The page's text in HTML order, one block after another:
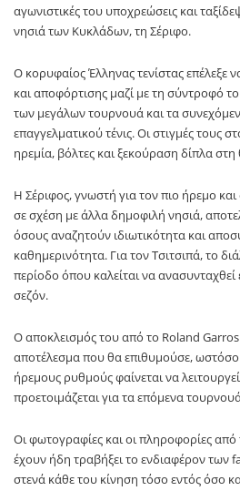
αγωνιστικές του υποχρεώσεις και
νησιά των Κυκλάδων, τη Σέριφο.
Ο κορυφαίος Έλληνας τενίστας επέλεξε
και αποφόρτισης μαζί με τη σύντροφό
των μεγάλων τουρνουά και τα
επαγγελματικού τένις. Οι στιγμές τους
ηρεμία, βόλτες και ξεκούραση δίπλα
Η Σέριφος, γνωστή για τον πιο ήρεμο
σε σχέση με άλλα δημοφιλή νησιά,
όσους αναζητούν ιδιωτικότητα και
καθημερινότητα. Για τον Τσιτσιπά, το
περίοδο όπου καλείται να ανασυνταχθεί
σεζόν.
Ο αποκλεισμός του από το Roland Garros
αποτέλεσμα που θα επιθυμούσε, ωστόσο
ήρεμους ρυθμούς φαίνεται να
προετοιμάζεται για τα επόμενα
Οι φωτογραφίες και οι πληροφορίες
έχουν ήδη τραβήξει το ενδιαφέρον
στενά κάθε του κίνηση τόσο εντός όσο